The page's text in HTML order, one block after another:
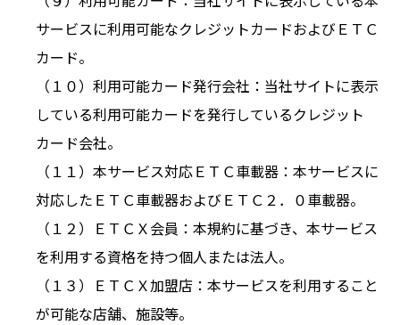
サービスに利用可能なクレジットカードおよびＥＴＣ
カード。
（１０）利用可能カード発行会社： 当社サイトに表示
している利用可能カードを発行しているクレジット
カード会社。
（１１）本サービス対応ＥＴＣ車載器：本サービスに
対応したＥＴＣ車載器およびＥＴＣ２．０車載器。
（１２）ＥＴＣＸ会員：本規約に基づき、本サービス
を利用する資格を持つ個人または法人。
（１３）ＥＴＣＸ加盟店：本サービスを利用すること
が可能な店舗、施設等。